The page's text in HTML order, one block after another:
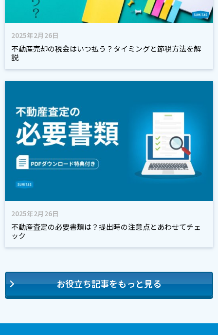
2025年2月26日
不動産売却の税金はいつ払う？タイミングと節税方法を解
説
2025年2月26日
不動産査定の必要書類は？提出時の注意点とあわせてチェ
ック
お役立ち記事をもっと見る